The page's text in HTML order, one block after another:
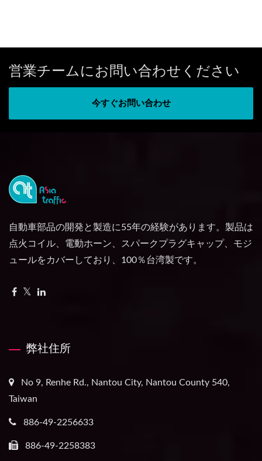
営業チームにお問い合わせください
今すぐお問い合わせ
自動車部品の開発と製造に55年の経験があります。製品は
点火コイル、電動ホーン、スパークプラグキャップ、モジ
ュールをカバーしており、100％台湾製です。
弊社住所
No 9, Renhe Rd., Nantou City, Nantou County 540,
Taiwan
886-49-2256633
886-49-2258383